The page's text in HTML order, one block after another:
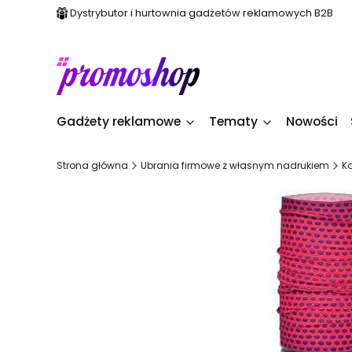
Dystrybutor i hurtownia gadżetów reklamowych B2B
Gadżety reklamowe Tematy Nowości
Strona główna Ubrania firmowe z własnym nadrukiem